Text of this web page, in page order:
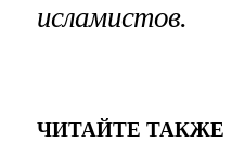
исламистов.
ЧИТАЙТЕ ТАКЖЕ